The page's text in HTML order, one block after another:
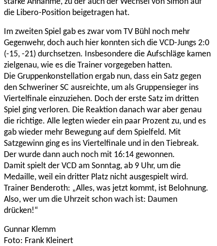
die Libero-Position beigetragen hat.
Im zweiten Spiel gab es zwar vom TV Bühl noch mehr
Gegenwehr, doch auch hier konnten sich die VCD-Jungs 2:0
(-15, -21) durchsetzen. Insbesondere die Aufschläge kamen
zielgenau, wie es die Trainer vorgegeben hatten.
Die Gruppenkonstellation ergab nun, dass ein Satz gegen
den Schweriner SC ausreichte, um als Gruppensieger ins
Viertelfinale einzuziehen. Doch der erste Satz im dritten
Spiel ging verloren. Die Reaktion danach war aber genau
die richtige. Alle legten wieder ein paar Prozent zu, und es
gab wieder mehr Bewegung auf dem Spielfeld. Mit
Satzgewinn ging es ins Viertelfinale und in den Tiebreak.
Der wurde dann auch noch mit 16:14 gewonnen.
Damit spielt der VCD am Sonntag, ab 9 Uhr, um die
Medaille, weil ein dritter Platz nicht ausgespielt wird.
Trainer Benderoth: „Alles, was jetzt kommt, ist Belohnung.
Also, wer um die Uhrzeit schon wach ist: Daumen
drücken!“
Gunnar Klemm
Foto: Frank Kleinert